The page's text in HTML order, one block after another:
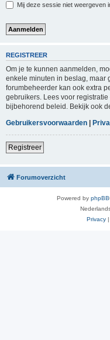
Mij deze sessie niet weergeven
REGISTREER
Om je te kunnen aanmelden,
enkele minuten in beslag, maar
forumbeheerder kan ook extra
gebruikers. Lees voor
bijbehorend beleid. Bekijk ook
Gebruikersvoorwaarden |
Registreer
Forumoverzicht
Powered by phpBB
Privacy |